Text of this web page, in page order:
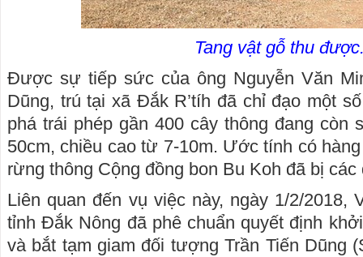
Tang vật gỗ thu
Được sự tiếp sức của ông Nguyễn Văn
Dũng, trú tại xã Đắk R’tíh đã chỉ đạo một
phá trái phép gần 400 cây thông đang còn
50cm, chiều cao từ 7-10m. Ước tính có
rừng thông Cộng đồng bon Bu Koh đã bị
Liên quan đến vụ việc này, ngày 1/2/2018,
tỉnh Đắk Nông đã phê chuẩn quyết định
và bắt tạm giam đối tượng Trần Tiến Dũng